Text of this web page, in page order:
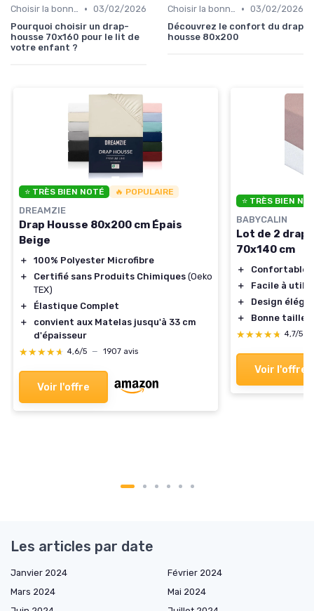
Choisir la bonne taille • 03/02/2026
Pourquoi choisir un drap-
housse 70x160 pour le lit de
votre enfant ?
Choisir la bonne taille • 03/02/2026
Découvrez le confort du drap
housse 80x200
⭐ TRÈS BIEN NOTÉ 🔥 POPULAIRE
DREAMZIE
Drap Housse 80x200 cm Épais
Beige
＋
100% Polyester Microfibre
＋
Certifié sans Produits Chimiques (Oeko
TEX)
＋
Élastique Complet
＋
convient aux Matelas jusqu'à 33 cm
d'épaisseur
★★★★★
★★★★★ 4,6/5 — 1907 avis
Voir l'offre
⭐ TRÈS BIEN
BABYCALIN
Lot de 2
70x140 cm
＋
Confortable
＋
Facile à
＋
Design
＋
Bonne taille
★★★★★
★★★★★ 4,7/5
Voir l'offre
Les articles par date
Janvier 2024
Février 2024
Mars 2024
Mai 2024